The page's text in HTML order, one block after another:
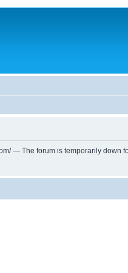
— The forum is temporarily